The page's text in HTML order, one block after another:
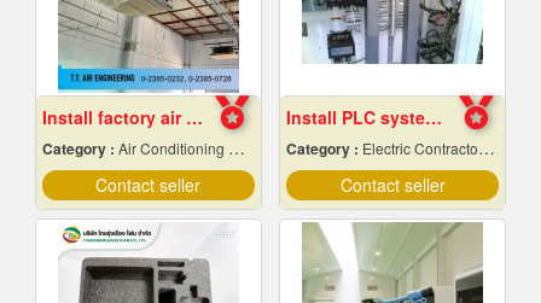
Install factory air conditioning system
Category : Air Conditioning Contractors
Contact seller
Install PLC system Rayong
Category : Electric Contractors-Industrial & Residential
Contact seller